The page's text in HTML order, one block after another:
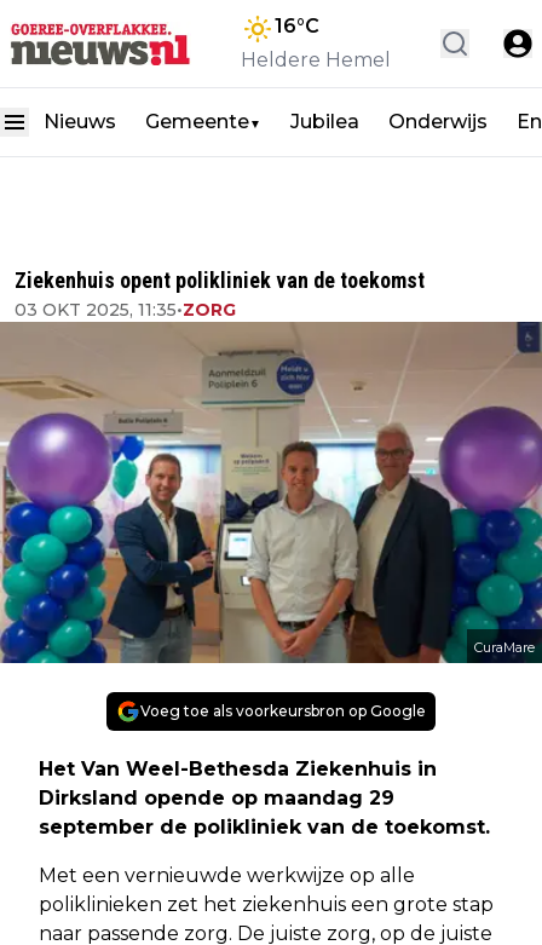
16°C
Heldere Hemel
Nieuws Gemeente▼ Jubilea Onderwijs
Ziekenhuis opent polikliniek van de toekomst
03 OKT 2025, 11:35•ZORG
CuraMare
Voeg toe als voorkeursbron op Google
Het Van Weel-Bethesda Ziekenhuis in
Dirksland opende op maandag 29
september de polikliniek van de toekomst.
Met een vernieuwde werkwijze op alle
poliklinieken zet het ziekenhuis een grote stap
naar passende zorg. De juiste zorg, op de juiste